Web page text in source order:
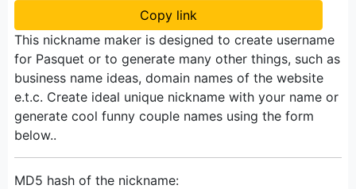
Copy link
This nickname maker is designed to create username
for Pasquet or to generate many other things, such as
business name ideas, domain names of the website
e.t.c. Create ideal unique nickname with your name or
generate cool funny couple names using the form
below..
MD5 hash of the nickname: